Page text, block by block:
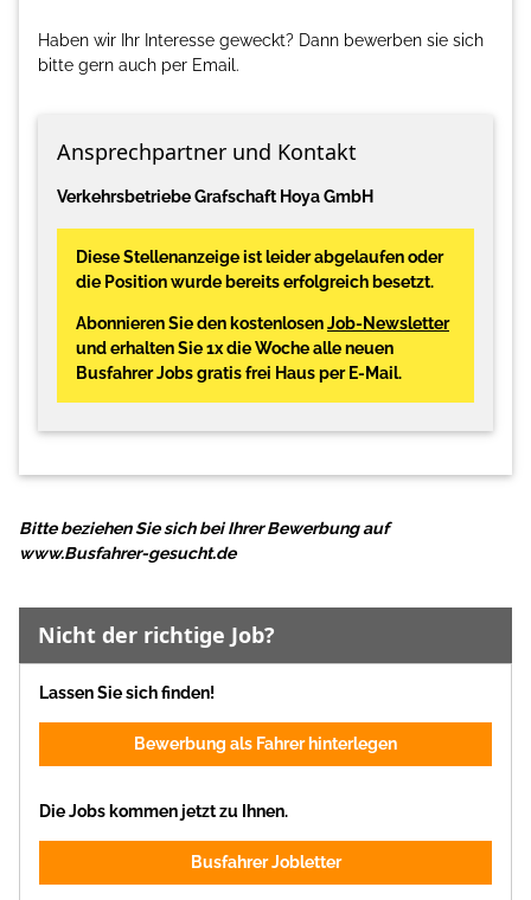
Haben wir Ihr Interesse geweckt? Dann bewerben sie sich
bitte gern auch per Email.
Ansprechpartner und Kontakt
Verkehrsbetriebe Grafschaft Hoya GmbH
Diese Stellenanzeige ist leider abgelaufen oder
die Position wurde bereits erfolgreich besetzt.
Abonnieren Sie den kostenlosenJob-Newsletter
und erhalten Sie 1x die Woche alle neuen
Busfahrer Jobs gratis frei Haus per E-Mail.
Bitte beziehen Sie sich bei Ihrer Bewerbung auf
www.Busfahrer-gesucht.de
Nicht der richtige Job?
Lassen Sie sich finden!
Bewerbung als Fahrer hinterlegen
Die Jobs kommen jetzt zu Ihnen.
Busfahrer Jobletter